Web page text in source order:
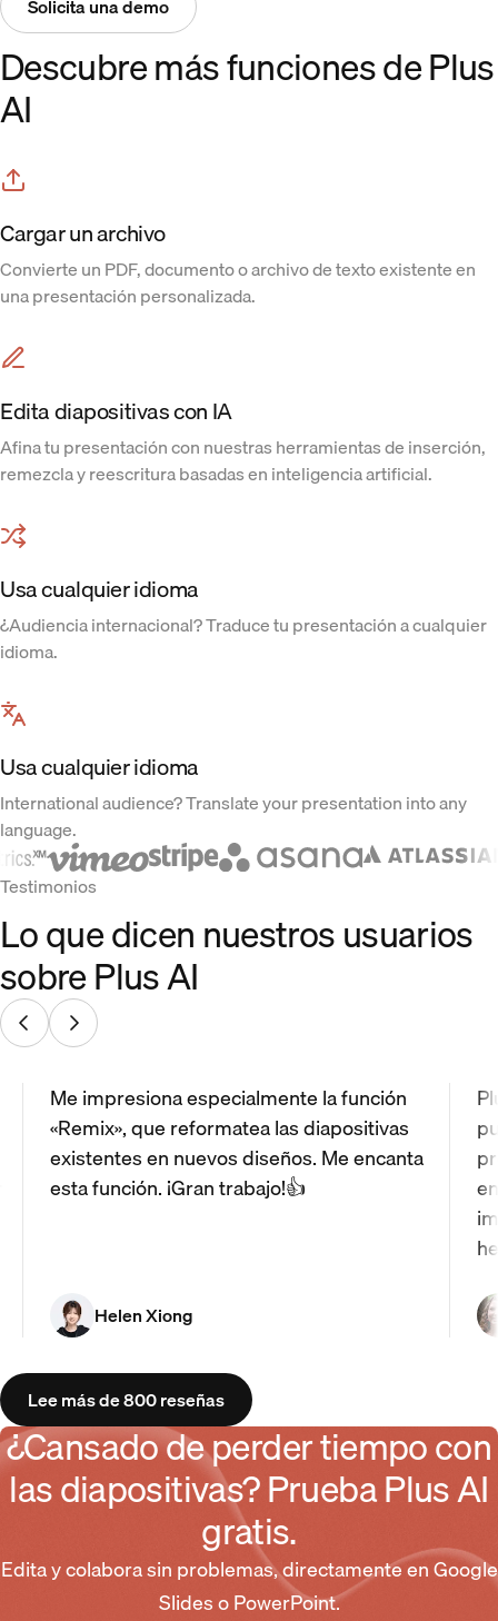
Solicita una demo
Descubre más funciones de Plus
AI
Cargar un archivo
Convierte un PDF, documento o archivo de texto existente en
una presentación personalizada.
Edita diapositivas con IA
Afina tu presentación con nuestras herramientas de inserción,
remezcla y reescritura basadas en inteligencia artificial.
Usa cualquier idioma
¿Audiencia internacional? Traduce tu presentación a cualquier
idioma.
Usa cualquier idioma
International audience? Translate your presentation into any
language.
Testimonios
Lo que dicen nuestros usuarios
sobre Plus AI
Me impresiona especialmente la función
«Remix», que reformatea las diapositivas
existentes en nuevos diseños. Me encanta
esta función. ¡Gran trabajo!👍
Helen Xiong
Lee más de 800 reseñas
¿Cansado de perder tiempo con
las diapositivas? Prueba Plus AI
gratis.
Edita y colabora sin problemas, directamente en Google
Slides o PowerPoint.